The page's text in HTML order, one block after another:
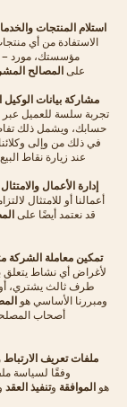
استلام المنتجات
الاستفادة من أي
مؤسستك، مورد –
علىالمصالح
مشاركة بيانات الوكيل
تجربة سلسة للعميل عبر
حسابك، ويشمل ذلك
في ذلك من وإلى
عند زيارة نقاط
إدارة الأعمال
أعمالنا أو للامتثال
قد نعتمد أيضًا على
تمكين معاملة الشركة
لأغراض أي نشاط يتعلق
طرف ثالث يشتري، أو
ومبررنا الأساسي هو
أصحاب
ملفات تعريف الارتباط
وفقًا لسياسة
هوالموافقة وتنفيذ العقد